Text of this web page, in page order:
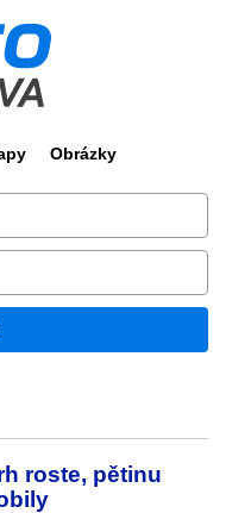
Obrázky
roste, pětinu